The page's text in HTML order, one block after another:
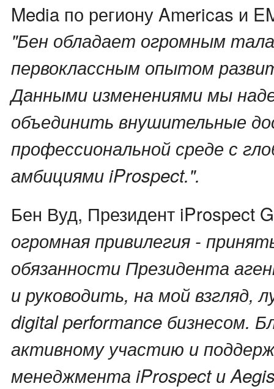
Media по региону Americas и
"Бен обладает огромным
первоклассным опытом
Данными изменениями мы
объединить внушительные
профессиональной среде с
амбициями iProspect.".
Бен Вуд, Президент iProspect
огромная привилегия -
обязанности Президента
и руководить, на мой взгляд,
digital performance бизнесом.
активному участию и
менеджмента iProspect и